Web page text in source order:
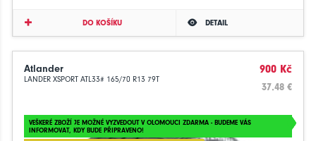
DO KOŠÍKU DETAIL
Atlander
LANDER XSPORT ATL33# 165/70 R13 79T
900 Kč
37.48 €
VEŠKERÉ ZBOŽÍ JE MOŽNÉ VYZVEDOUT V OLOMOUCI ZDARMA - BUDEME VÁS
INFORMOVAT, KDY BUDE PŘIPRAVENO!